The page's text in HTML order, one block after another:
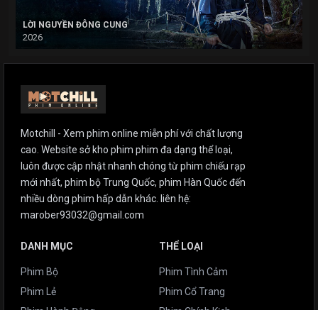
LỜI NGUYỀN ĐÔNG CUNG
2026
Motchill - Xem phim online miễn phí với chất lượng
cao. Website sở kho phim phim đa dạng thể loại,
luôn được cập nhật nhanh chóng từ phim chiếu rạp
mới nhất, phim bộ Trung Quốc, phim Hàn Quốc đến
nhiều dòng phim hấp dẫn khác. liên hệ:
marober93032@gmail.com
DANH MỤC
Phim Bộ
Phim Lẻ
THỂ LOẠI
Phim Tình Cảm
Phim Cổ Trang